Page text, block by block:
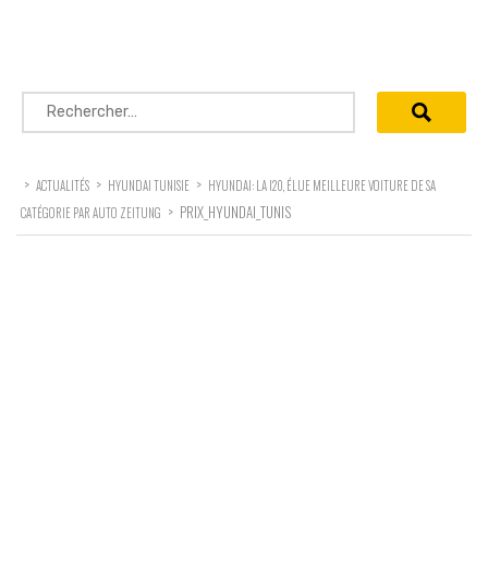
Rechercher :
> ACTUALITÉS > HYUNDAI TUNISIE > HYUNDAI: LA I20, ÉLUE MEILLEURE VOITURE DE SA
CATÉGORIE PAR AUTO ZEITUNG > PRIX_HYUNDAI_TUNIS